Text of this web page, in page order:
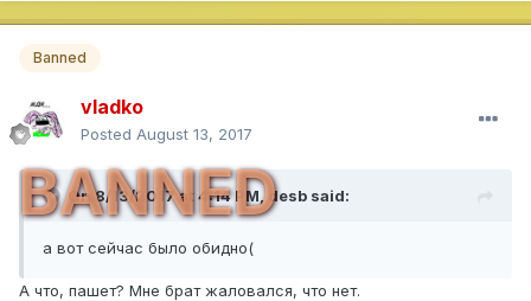
Banned
vladko
Posted August 13, 2017
BANNED
On 8/13/2017 at 4:14 PM, desb said:
а вот сейчас было обидно(
А что, пашет? Мне брат жаловался, что нет.